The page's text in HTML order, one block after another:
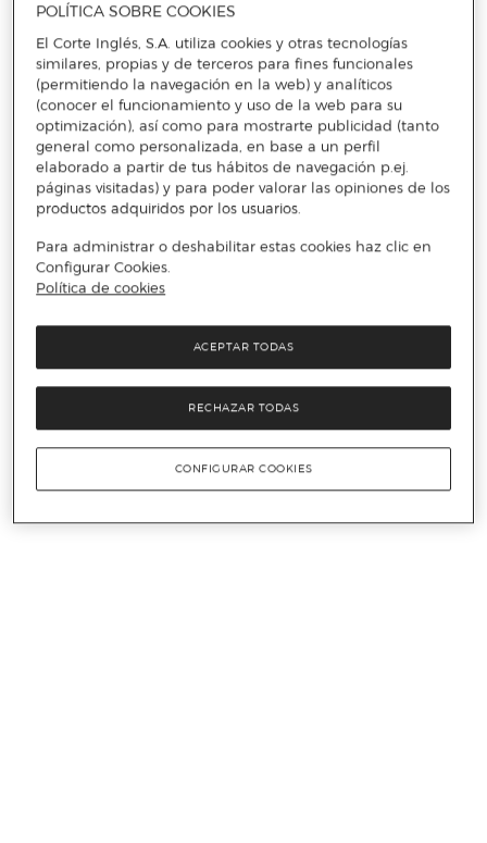
POLÍTICA SOBRE COOKIES
El Corte Inglés, S.A. utiliza cookies y otras tecnologías
similares, propias y de terceros para fines funcionales
(permitiendo la navegación en la web) y analíticos
(conocer el funcionamiento y uso de la web para su
optimización), así como para mostrarte publicidad (tanto
general como personalizada, en base a un perfil
elaborado a partir de tus hábitos de navegación p.ej.
páginas visitadas) y para poder valorar las opiniones de los
productos adquiridos por los usuarios.
Para administrar o deshabilitar estas cookies haz clic en
Configurar Cookies.
Política de cookies
RECHAZAR TODAS
ACEPTAR TODAS
CONFIGURAR COOKIES